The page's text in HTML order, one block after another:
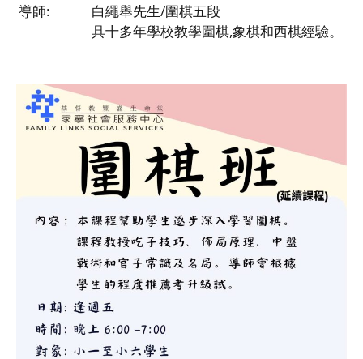
導師:
白繩舉先生/圍棋五段
具十多年學校教學圍棋,象棋和西棋經驗。